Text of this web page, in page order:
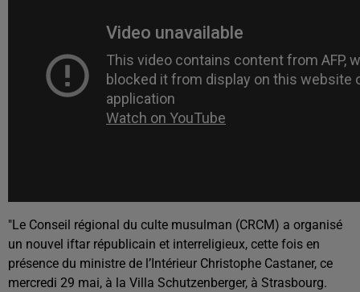
"Le Conseil régional du culte musulman (CRCM) a organisé
un nouvel iftar républicain et interreligieux, cette fois en
présence du ministre de l’Intérieur Christophe Castaner, ce
mercredi 29 mai, à la Villa Schutzenberger, à Strasbourg.